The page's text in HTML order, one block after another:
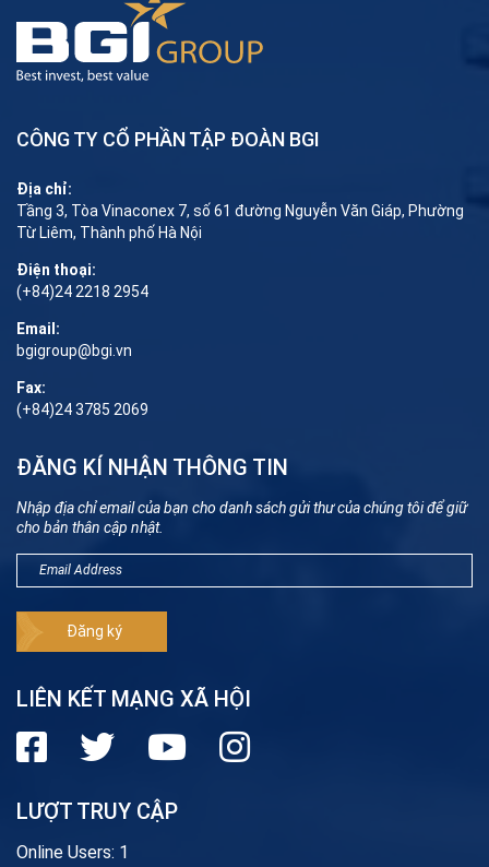
CÔNG TY CỔ PHẦN TẬP ĐOÀN BGI
Địa chỉ:
Tầng 3, Tòa Vinaconex 7, số 61 đường Nguyễn Văn Giáp, Phường
Từ Liêm, Thành phố Hà Nội
Điện thoại:
(+84)24 2218 2954
Email:
bgigroup@bgi.vn
Fax:
(+84)24 3785 2069
ĐĂNG KÍ NHẬN THÔNG TIN
Nhập địa chỉ email của bạn cho danh sách gửi thư của chúng tôi để giữ
cho bản thân cập nhật.
LIÊN KẾT MẠNG XÃ HỘI
LƯỢT TRUY CẬP
Online Users: 1